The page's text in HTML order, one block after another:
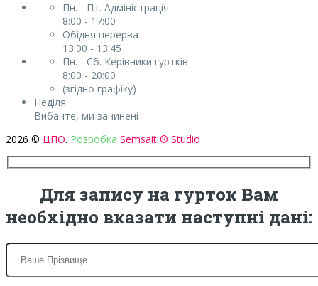
Пн. - Пт. Адміністрація
8:00 - 17:00
Обідня перерва
13:00 - 13:45
Пн. - Сб. Керівники гуртків
8:00 - 20:00
(згідно графіку)
Неділя
Вибачте, ми зачинені
2026 © ЦПО. Розробка Semsait ® Studio
Для запису на гурток Вам
необхідно вказати наступні дані: